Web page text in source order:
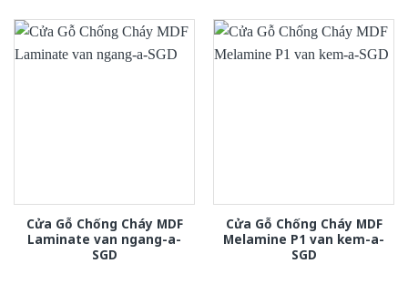
Cửa Gỗ Chống Cháy MDF
Laminate van ngang-a-
SGD
Cửa Gỗ Chống Cháy MDF
Melamine P1 van kem-a-
SGD